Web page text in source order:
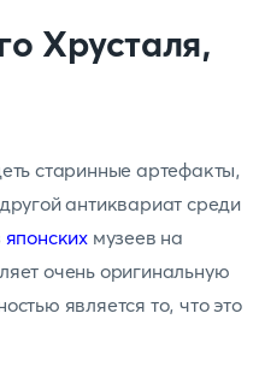
Хрусталя,
старинные артефакты,
антиквариат среди
японских музеев на
очень оригинальную
является то, что это